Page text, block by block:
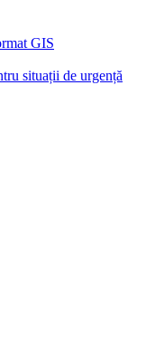
GIS
situații de urgență